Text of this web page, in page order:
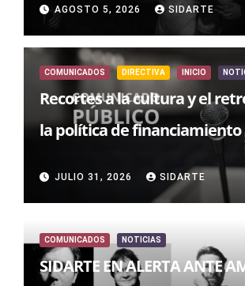
AGOSTO 5, 2026 SIDARTE
COMUNICADOS DIRECTIVA INICIO
Recortes a la cultura y el
la política de
JULIO 31, 2026 SIDARTE
COMUNICADOS NOTICIAS
SIDARTE EN ALERTA ANTE